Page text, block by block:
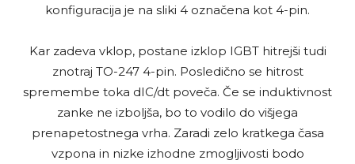
konfiguracija je na sliki 4 označena kot 4-pin.
Kar zadeva vklop, postane izklop IGBT hitrejši tudi
znotraj TO-247 4-pin. Posledično se hitrost
spremembe toka dIC/dt poveča. Če se induktivnost
zanke ne izboljša, bo to vodilo do višjega
prenapetostnega vrha. Zaradi zelo kratkega časa
vzpona in nizke izhodne zmogljivosti bodo